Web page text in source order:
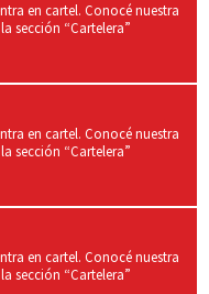
en cartel. Conocé nuestra
sección “Cartelera”
en cartel. Conocé nuestra
sección “Cartelera”
en cartel. Conocé nuestra
sección “Cartelera”